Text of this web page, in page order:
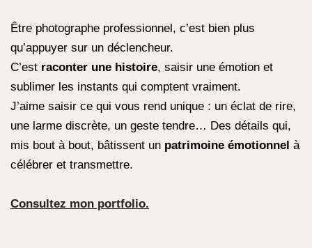
Être photographe professionnel, c’est bien plus
qu’appuyer sur un déclencheur.
C’est raconter une histoire, saisir une émotion et
sublimer les instants qui comptent vraiment.
J’aime saisir ce qui vous rend unique : un éclat de rire,
une larme discrète, un geste tendre… Des détails qui,
mis bout à bout, bâtissent un patrimoine émotionnel à
célébrer et transmettre.
Consultez mon portfolio.